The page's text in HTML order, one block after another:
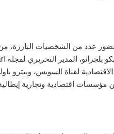
عدد من الشخصيات البارزة، من
لقناة السويس، وبيترو
اقتصادية وتجارية